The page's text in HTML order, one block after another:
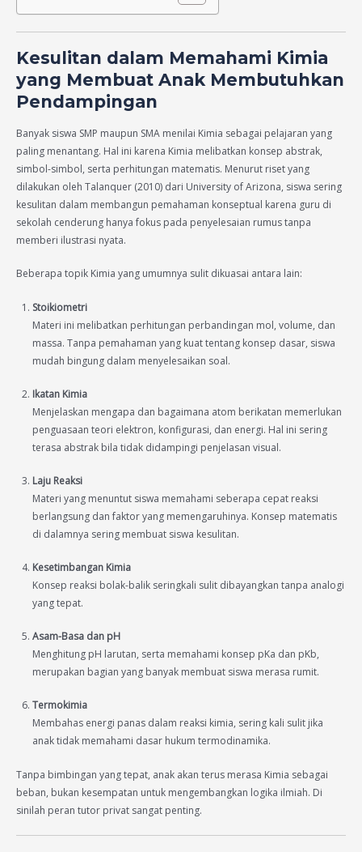
Kesulitan dalam Memahami Kimia
yang Membuat Anak Membutuhkan
Pendampingan
Banyak siswa SMP maupun SMA menilai Kimia sebagai pelajaran yang
paling menantang. Hal ini karena Kimia melibatkan konsep abstrak,
simbol-simbol, serta perhitungan matematis. Menurut riset yang
dilakukan oleh Talanquer (2010) dari University of Arizona, siswa sering
kesulitan dalam membangun pemahaman konseptual karena guru di
sekolah cenderung hanya fokus pada penyelesaian rumus tanpa
memberi ilustrasi nyata.
Beberapa topik Kimia yang umumnya sulit dikuasai antara lain:
Stoikiometri
Materi ini melibatkan perhitungan perbandingan mol, volume, dan
massa. Tanpa pemahaman yang kuat tentang konsep dasar, siswa
mudah bingung dalam menyelesaikan soal.
Ikatan Kimia
Menjelaskan mengapa dan bagaimana atom berikatan memerlukan
penguasaan teori elektron, konfigurasi, dan energi. Hal ini sering
terasa abstrak bila tidak didampingi penjelasan visual.
Laju Reaksi
Materi yang menuntut siswa memahami seberapa cepat reaksi
berlangsung dan faktor yang memengaruhinya. Konsep matematis
di dalamnya sering membuat siswa kesulitan.
Kesetimbangan Kimia
Konsep reaksi bolak-balik seringkali sulit dibayangkan tanpa analogi
yang tepat.
Asam-Basa dan pH
Menghitung pH larutan, serta memahami konsep pKa dan pKb,
merupakan bagian yang banyak membuat siswa merasa rumit.
Termokimia
Membahas energi panas dalam reaksi kimia, sering kali sulit jika
anak tidak memahami dasar hukum termodinamika.
Tanpa bimbingan yang tepat, anak akan terus merasa Kimia sebagai
beban, bukan kesempatan untuk mengembangkan logika ilmiah. Di
sinilah peran tutor privat sangat penting.